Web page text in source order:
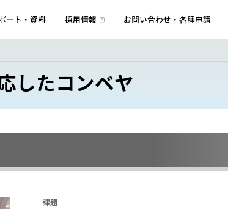
ート・資料 採用情報 お問い合わせ ・ 各種申請
したコンベヤ
課題